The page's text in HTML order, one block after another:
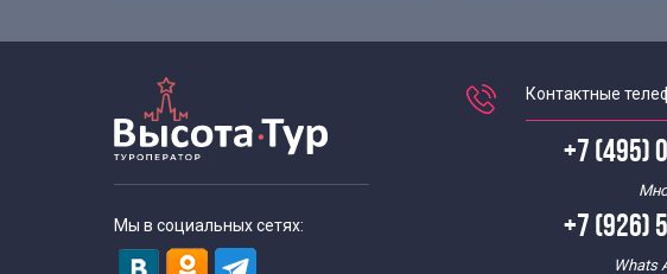
Мы в социальных сетях:
Контактные
+7 (495)
+7 (926)
Whats